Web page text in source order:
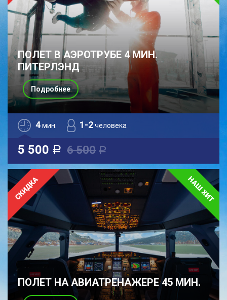
ПОЛЕТ В АЭРОТРУБЕ 4 МИН.
ПИТЕРЛЭНД
4мин. 1-2человека
5 500 a 6 500 a
Подробнее
ПОЛЕТ НА АВИАТРЕНАЖЕРЕ 45 МИН.